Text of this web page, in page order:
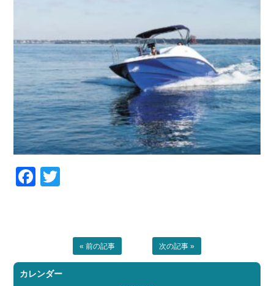
Facebook
« 前の記事 次の記事 »
カレンダー